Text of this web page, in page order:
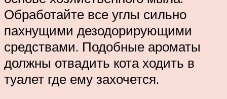
Обработайте все углы сильно
пахнущими дезодорирующими
средствами. Подобные ароматы
должны отвадить кота ходить в
туалет где ему захочется.